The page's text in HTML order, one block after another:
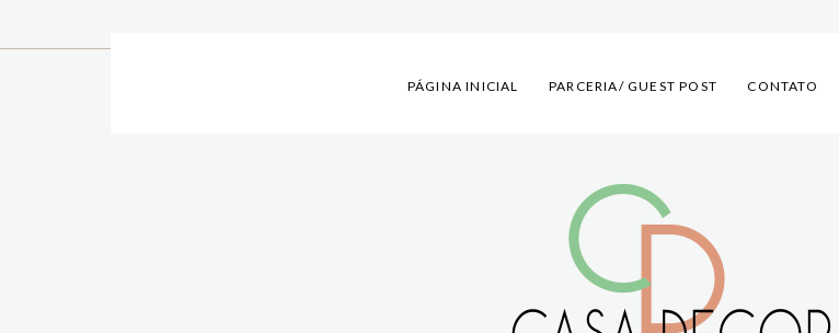
PÁGINA INICIAL PARCERIA/ GUEST POST CONTATO